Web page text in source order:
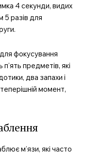
4 секунди, видих
5 разів для
фокусування
предметів, які
два запахи і
момент,
м’язи, які часто